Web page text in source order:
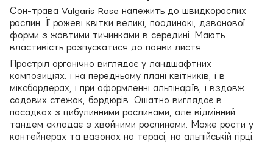
Сон-трава Vulgaris Rose належить до швидкорослих
рослин. Її рожеві квітки великі, поодинокі, дзвонової
форми з жовтими тичинками в середині. Мають
властивість розпускатися до появи листя.
Простріл органічно виглядає у ландшафтних
композиціях: і на передньому плані квітників, і в
міксбордерах, і при оформленні альпінаріїв, і вздовж
садових стежок, бордюрів. Ошатно виглядає в
посадках з цибулинними рослинами, але відмінний
тандем складає з хвойними рослинами. Може рости у
контейнерах та вазонах на терасі, на альпійській гірці.